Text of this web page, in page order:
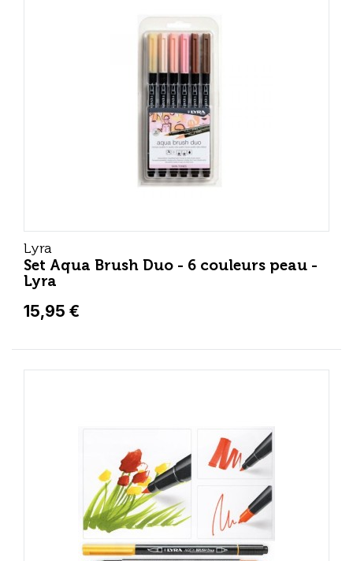
Lyra
Set Aqua Brush Duo - 6 couleurs peau -
Lyra
15,95 €